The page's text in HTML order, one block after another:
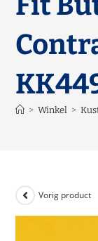
> Winkel >
Vorig product